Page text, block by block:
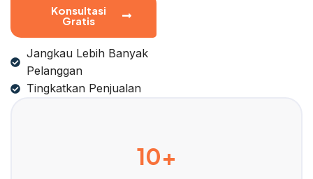
Konsultasi
Gratis
Jangkau Lebih Banyak
Pelanggan
Tingkatkan Penjualan
10+